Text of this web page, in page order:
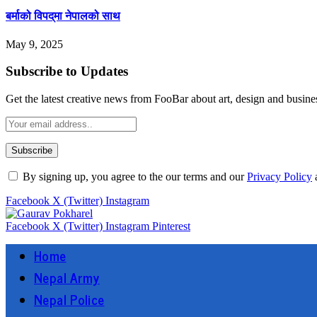
बर्माको विपद्‌मा नेपालको साथ
May 9, 2025
Subscribe to Updates
Get the latest creative news from FooBar about art, design and
By signing up, you agree to the our terms and ourPrivacy Policy
Facebook X (Twitter) Instagram
Facebook X (Twitter) Instagram Pinterest
Home
Nepal Army
Nepal Police